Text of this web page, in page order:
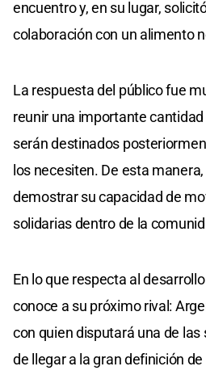
encuentro y, en su lugar,
colaboración con un alimento
La respuesta del público fue
reunir una importante
serán destinados
los necesiten. De esta
demostrar su capacidad de
solidarias dentro de la
En lo que respecta al
conoce a su próximo rival:
con quien disputará una de
de llegar a la gran definición